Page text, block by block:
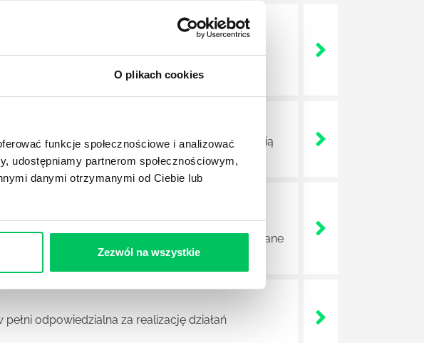
O plikach cookies
funkcje społecznościowe i analizować
udostępniamy partnerom społecznościowym,
danymi otrzymanymi od Ciebie lub
Zezwól na wszystkie
celu zrealizowanie wszystkich związanych z
zespołów projektowych, a ich praca stanowi
z realizacją projektów biznesowych. Z pewnością
nie będzie w stanie sprawnie realizować swoich
nadzorująca wszystkie czynności wykonywane
odpowiedzialna za realizację działań